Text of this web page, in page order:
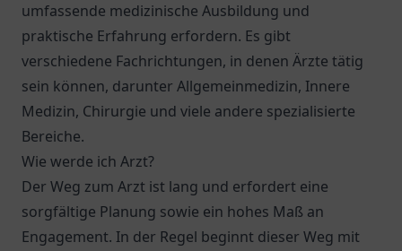
umfassende medizinische Ausbildung und
praktische Erfahrung erfordern. Es gibt
verschiedene Fachrichtungen, in denen Ärzte tätig
sein können, darunter Allgemeinmedizin, Innere
Medizin, Chirurgie und viele andere spezialisierte
Bereiche.
Wie werde ich Arzt?
Der Weg zum Arzt ist lang und erfordert eine
sorgfältige Planung sowie ein hohes Maß an
Engagement. In der Regel beginnt dieser Weg mit